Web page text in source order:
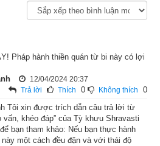
Pháp hành thiền quán từ bi này có lợi
Trả lời Thích 0 Không thích 0
12/04/2024 20:37
Tôi xin được trích dẫn câu trả lời từ
vấn, khéo đáp” của Tỳ khưu Shravasti
bạn tham khảo: Nếu bạn thực hành
một cách đều đặn và với thái độ